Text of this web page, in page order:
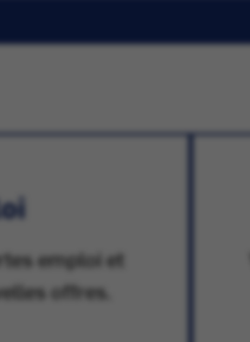
emploi et
offres.